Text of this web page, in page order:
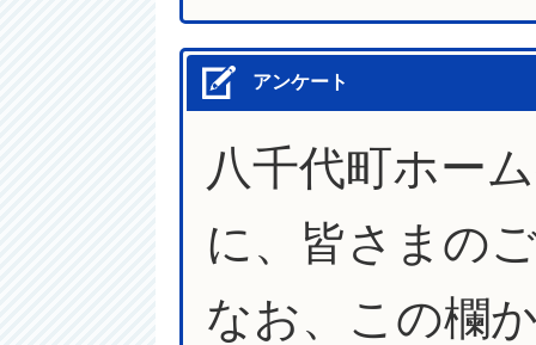
アンケート
八千代町ホー
に、皆さまの
なお、この欄